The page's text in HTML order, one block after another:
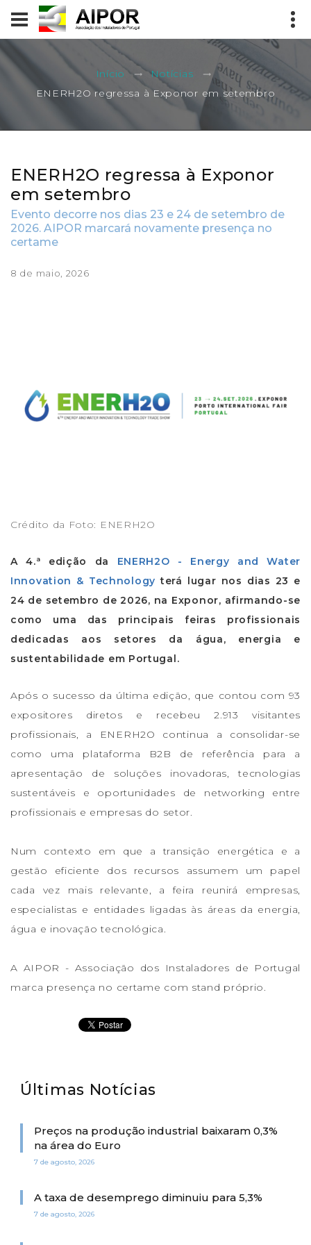
Início
Notícias
ENERH2O regressa à Exponor em setembro
ENERH2O regressa à Exponor
em setembro
Evento decorre nos dias 23 e 24 de setembro de
2026. AIPOR marcará novamente presença no
certame
8 de maio, 2026
Crédito da Foto: ENERH2O
A 4.ª edição da ENERH2O - Energy and Water
Innovation & Technology terá lugar nos dias 23 e
24 de setembro de 2026, na Exponor, afirmando-se
como uma das principais feiras profissionais
dedicadas aos setores da água, energia e
sustentabilidade em Portugal.
Após o sucesso da última edição, que contou com 93
expositores diretos e recebeu 2.913 visitantes
profissionais, a ENERH2O continua a consolidar-se
como uma plataforma B2B de referência para a
apresentação de soluções inovadoras, tecnologias
sustentáveis e oportunidades de networking entre
profissionais e empresas do setor.
Num contexto em que a transição energética e a
gestão eficiente dos recursos assumem um papel
cada vez mais relevante, a feira reunirá empresas,
especialistas e entidades ligadas às áreas da energia,
água e inovação tecnológica.
A AIPOR - Associação dos Instaladores de Portugal
marca presença no certame com stand próprio.
Últimas Notícias
Preços na produção industrial baixaram 0,3%
na área do Euro
7 de agosto, 2026
A taxa de desemprego diminuiu para 5,3%
7 de agosto, 2026